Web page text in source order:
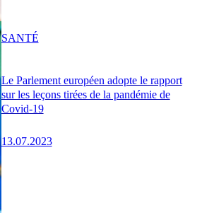
Le Parlement européen adopte le rapport
sur les leçons tirées de la pandémie de
Covid-19
13.07.2023
SANTÉ